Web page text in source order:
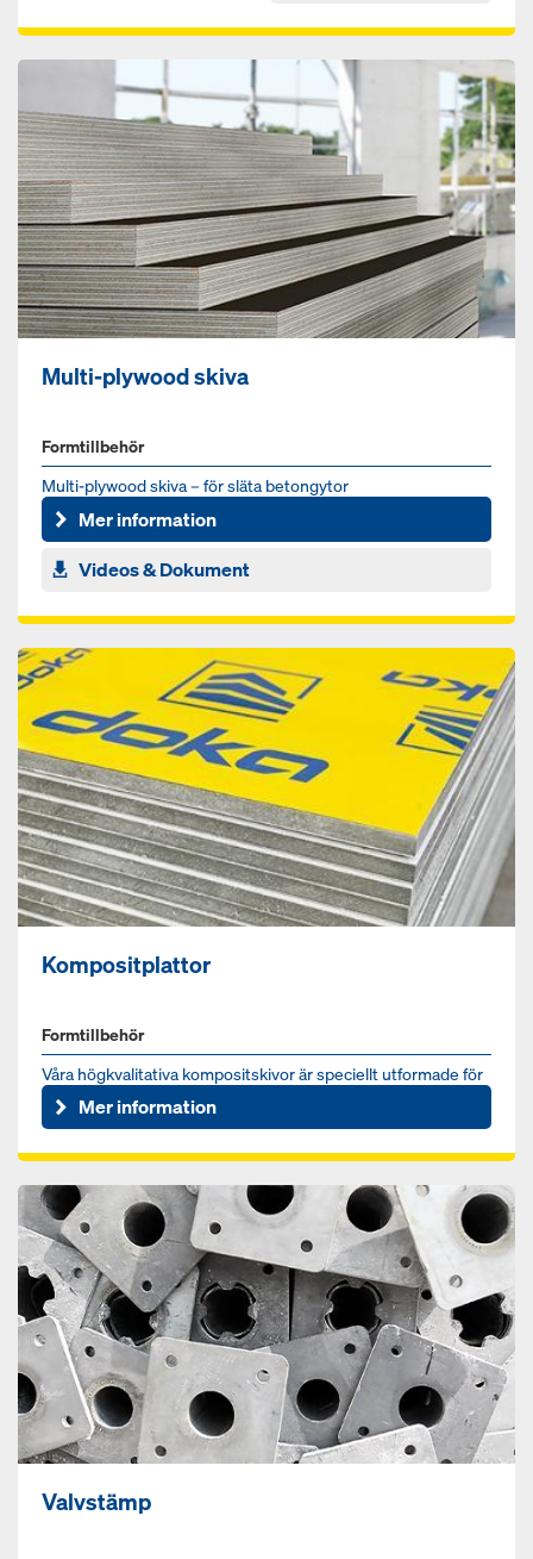
Multi-plywood skiva
Formtillbehör
Multi-plywood skiva – för släta betongytor
Mer information
Videos & Dokument
Kompositplattor
Formtillbehör
Våra högkvalitativa kompositskivor är speciellt utformade för
användning i Doka-ramformar.
Mer information
Valvstämp